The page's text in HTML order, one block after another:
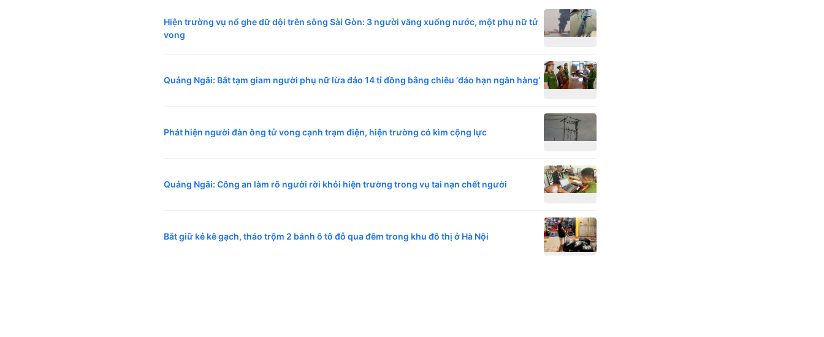
Hiện trường vụ nổ ghe dữ dội trên sông Sài Gòn: 3 người văng xuống nước, một phụ nữ tử
vong
Quảng Ngãi: Bắt tạm giam người phụ nữ lừa đảo 14 tỉ đồng bằng chiêu ‘đáo hạn ngân hàng’
Phát hiện người đàn ông tử vong cạnh trạm điện, hiện trường có kìm cộng lực
Quảng Ngãi: Công an làm rõ người rời khỏi hiện trường trong vụ tai nạn chết người
Bắt giữ kẻ kê gạch, tháo trộm 2 bánh ô tô đỗ qua đêm trong khu đô thị ở Hà Nội